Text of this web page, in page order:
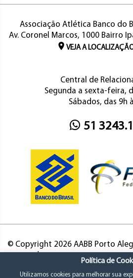
Associação Atlética Banco do
Av. Coronel Marcos, 1000 Bairro
VEJA A
Central de
Segunda a sexta-feira,
Sábados, das 9h
51
© Copyright 2026 AABB Porto
Política de
Utilizamos cookies para melhorar sua